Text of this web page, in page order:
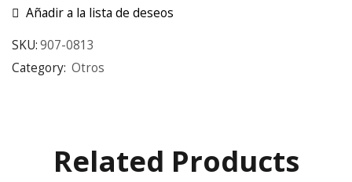
Añadir a la lista de deseos
SKU:907-0813
Category: Otros
Related Products